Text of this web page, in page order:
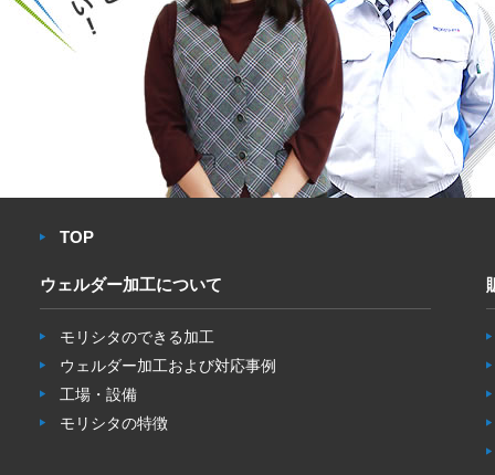
TOP
ウェルダー加工について
モリシタのできる加工
ウェルダー加工および対応事例
工場・設備
モリシタの特徴